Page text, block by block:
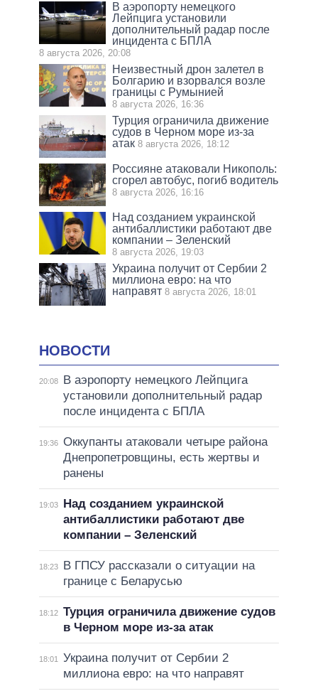
В аэропорту немецкого
Лейпцига установили
дополнительный радар после
инцидента с БПЛА
8 августа 2026, 20:08
Неизвестный дрон залетел в
Болгарию и взорвался возле
границы с Румынией
8 августа 2026, 16:36
Турция ограничила движение
судов в Черном море из-за
атак 8 августа 2026, 18:12
Россияне атаковали Никополь:
сгорел автобус, погиб водитель
8 августа 2026, 16:16
Над созданием украинской
антибаллистики работают две
компании – Зеленский
8 августа 2026, 19:03
Украина получит от Сербии 2
миллиона евро: на что
направят 8 августа 2026, 18:01
НОВОСТИ
20:08
В аэропорту немецкого Лейпцига
установили дополнительный радар
после инцидента с БПЛА
19:36 Оккупанты атаковали четыре района
Днепропетровщины, есть жертвы и
ранены
19:03
Над созданием украинской
антибаллистики работают две
компании – Зеленский
18:23
В ГПСУ рассказали о ситуации на
границе с Беларусью
18:12 Турция ограничила движение судов
в Черном море из-за атак
18:01
Украина получит от Сербии 2
миллиона евро: на что направят